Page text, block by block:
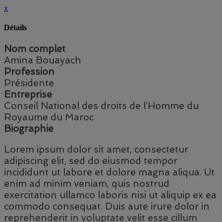
x
Détails
Nom complet
Amina Bouayach
Profession
Présidente
Entreprise
Conseil National des droits de l’Homme du
Royaume du Maroc
Biographie
Lorem ipsum dolor sit amet, consectetur
adipiscing elit, sed do eiusmod tempor
incididunt ut labore et dolore magna aliqua. Ut
enim ad minim veniam, quis nostrud
exercitation ullamco laboris nisi ut aliquip ex ea
commodo consequat. Duis aute irure dolor in
reprehenderit in voluptate velit esse cillum